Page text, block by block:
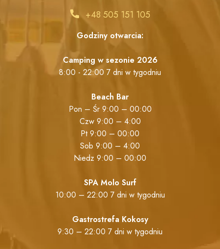
+48 505 151 105
Godziny otwarcia:
Camping w sezonie 2026
8:00 - 22:00 7 dni w tygodniu
Beach Bar
Pon – Śr 9:00 – 00:00
Czw 9:00 – 4:00
Pt 9:00 – 00:00
Sob 9:00 – 4:00
Niedz 9:00 – 00:00
SPA Molo Surf
10:00 – 22:00 7 dni w tygodniu
Gastrostrefa Kokosy
9:30 – 22:00 7 dni w tygodniu